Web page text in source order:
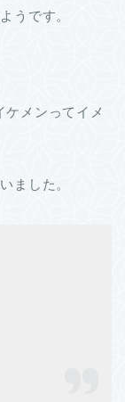
うです。
メンってイメ
ました。